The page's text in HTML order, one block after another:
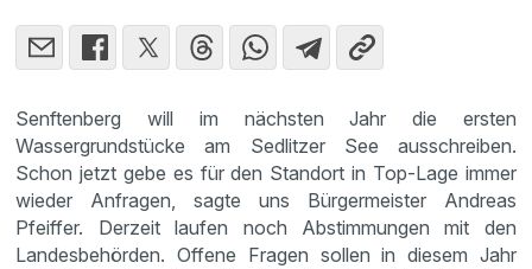
Senftenberg will im nächsten Jahr die ersten
Wassergrundstücke am Sedlitzer See ausschreiben.
Schon jetzt gebe es für den Standort in Top-Lage immer
wieder Anfragen, sagte uns Bürgermeister Andreas
Pfeiffer. Derzeit laufen noch Abstimmungen mit den
Landesbehörden. Offene Fragen sollen in diesem Jahr